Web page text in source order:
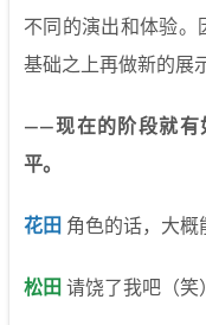
不同的演出和体验。
基础之上再做新的展
——现在的阶段就有
平。
花田 角色的话，大概
松田 请饶了我吧（笑